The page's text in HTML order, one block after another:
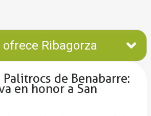
Ribagorza
de Benabarre:
en honor a San